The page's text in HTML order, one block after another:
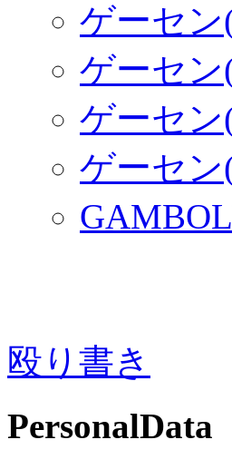
ゲーセン
ゲーセン
ゲーセン
ゲーセン
殴り書き
PersonalData